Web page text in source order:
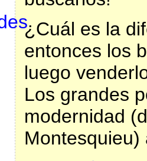
¿Cuál es la
entonces los
luego
Los grandes
modernidad